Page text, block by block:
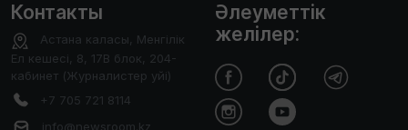
Контакты
Астана каласы, Менгілік
Ел кешесі, 8, 17В блок, 204-
кабинет (Журналистер уйі)
+7 705 721 8114
info@newsroom.kz
Әлеуметтік
желілер: